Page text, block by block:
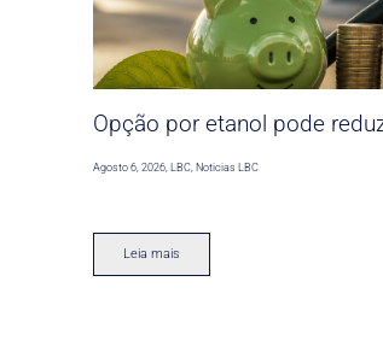
Opção por etanol pode
Agosto 6, 2026,LBC,Noticias LBC
Leia mais